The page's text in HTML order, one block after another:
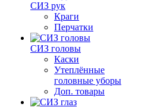
СИЗ рук
Краги
Перчатки
СИЗ головы
Каски
Утеплённые
головные уборы
Доп. товары